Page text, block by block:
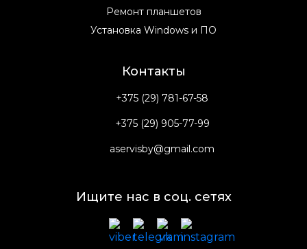
Ремонт планшетов
Установка Windows и ПО
Контакты
+375 (29) 781-67-58
+375 (29) 905-77-99
aservisby@gmail.com
Ищите нас в соц. сетях